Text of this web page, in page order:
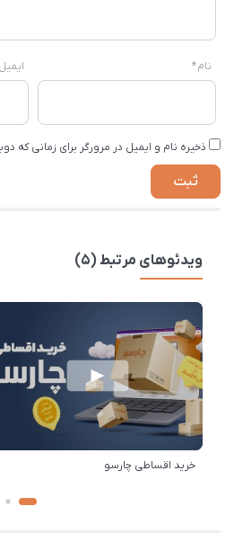
نام* ایمیل
ذخیره نام و ایمیل در مرورگر برای زمانی که
ویدئوهای مرتبط (5)
خرید اقساطی چارسو